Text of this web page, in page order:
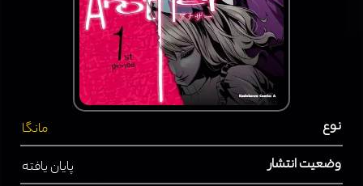
نوع
مانگا
وضعیت انتشار
پایان یافته